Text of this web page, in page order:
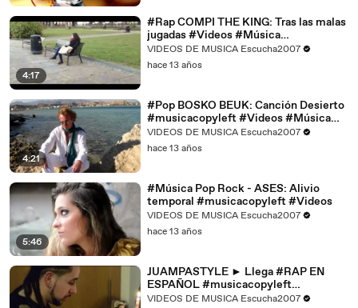
4:17
#Rap COMPI THE KING: Tras las malas
jugadas #Videos #Música
#musicacopyleft Escucha.com
VIDEOS DE MUSICA Escucha2007
hace 13 años
4:21
#Pop BOSKO BEUK: Canción Desierto
#musicacopyleft #Videos #Música
Escucha2007
VIDEOS DE MUSICA Escucha2007
hace 13 años
5:46
#Música Pop Rock - ASES: Alivio
temporal #musicacopyleft #Videos
VIDEOS DE MUSICA Escucha2007
hace 13 años
JUAMPASTYLE ► Llega #RAP EN
ESPAÑOL #musicacopyleft
Escucha2007 #Videos de #MUSICA
VIDEOS DE MUSICA Escucha2007